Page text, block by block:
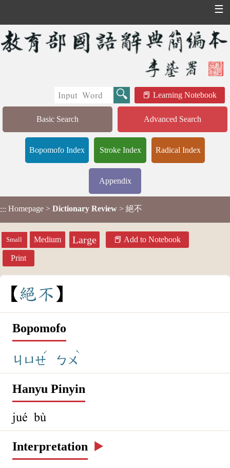
☰
Learning Notebook
Basic Search Advanced Search
Bopomofo Index Stroke Index Radical Index
Appendix
::: Homepage > Dictionary Review > 絕不
Small Medium Large Add to Notebook
Print
絕不
Bopomofo
ㄐㄩㄝ
ˊ
ㄅㄨ
ˋ
Hanyu Pinyin
jué bù
Interpretation ▶️